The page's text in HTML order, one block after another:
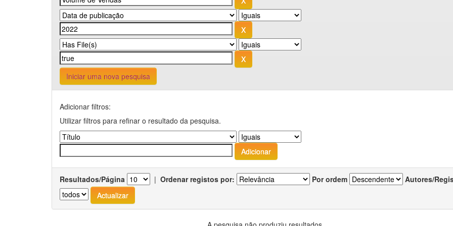
Iniciar uma nova pesquisa
Adicionar filtros:
Utilizar filtros para refinar o resultado da pesquisa.
Resultados/Página | Ordenar registos por: Por ordem Autores/